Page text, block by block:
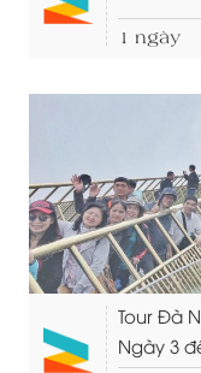
1 ngày
Tour Đà
Ngày 3